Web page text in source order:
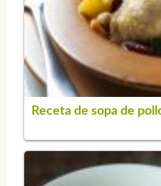
Receta de sopa de